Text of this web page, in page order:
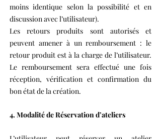
moins identique selon la possibilité et en
discussion avec l’utilisateur).
Les retours produits sont autorisés et
peuvent amener à un remboursement : le
retour produit est à la charge de l’utilisateur.
Le remboursement sera effectué une fois
réception, vérification et confirmation du
bon état de la création.
4. Modalité de Réservation d’ateliers